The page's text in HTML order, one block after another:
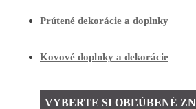
Prútené dekorácie a doplnky
Kovové doplnky a dekorácie
VYBERTE SI OBĽÚBENÉ